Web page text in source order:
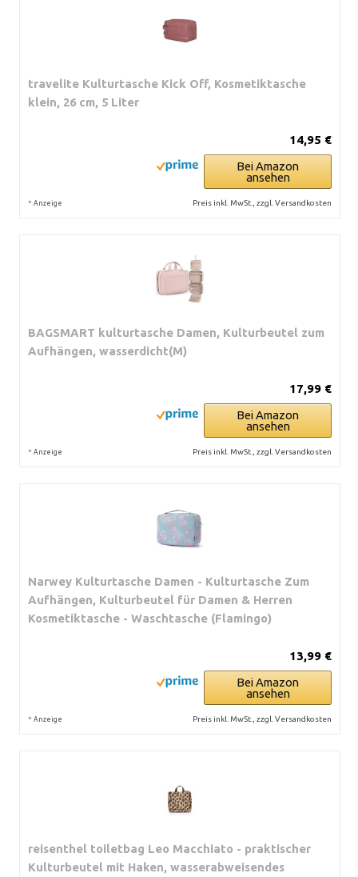
travelite Kulturtasche Kick Off, Kosmetiktasche
klein, 26 cm, 5 Liter
14,95 €
Bei Amazon
ansehen
* Anzeige Preis inkl. MwSt., zzgl. Versandkosten
BAGSMART kulturtasche Damen, Kulturbeutel zum
Aufhängen, wasserdicht(M)
17,99 €
Bei Amazon
ansehen
* Anzeige Preis inkl. MwSt., zzgl. Versandkosten
Narwey Kulturtasche Damen - Kulturtasche Zum
Aufhängen, Kulturbeutel für Damen & Herren
Kosmetiktasche - Waschtasche (Flamingo)
13,99 €
Bei Amazon
ansehen
* Anzeige Preis inkl. MwSt., zzgl. Versandkosten
reisenthel toiletbag Leo Macchiato - praktischer
Kulturbeutel mit Haken, wasserabweisendes